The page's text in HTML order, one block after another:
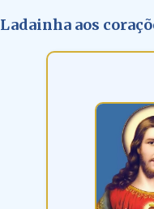
Ladainha aos